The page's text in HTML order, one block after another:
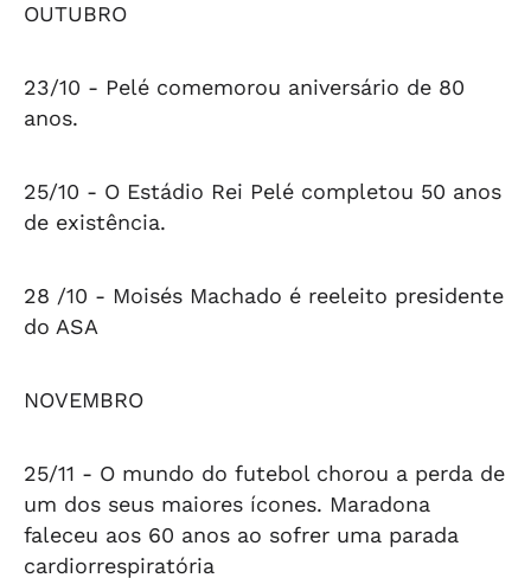
OUTUBRO
23/10 - Pelé comemorou aniversário de 80
anos.
25/10 - O Estádio Rei Pelé completou 50 anos
de existência.
28 /10 - Moisés Machado é reeleito presidente
do ASA
NOVEMBRO
25/11 - O mundo do futebol chorou a perda de
um dos seus maiores ícones. Maradona
faleceu aos 60 anos ao sofrer uma parada
cardiorrespiratória